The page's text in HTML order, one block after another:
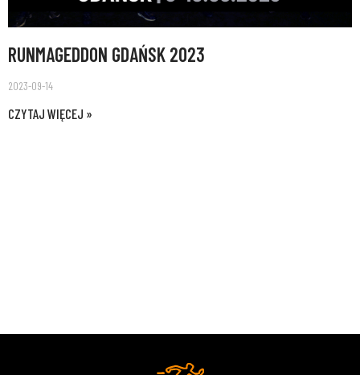
RUNMAGEDDON GDAŃSK 2023
2023-09-14
CZYTAJ WIĘCEJ »